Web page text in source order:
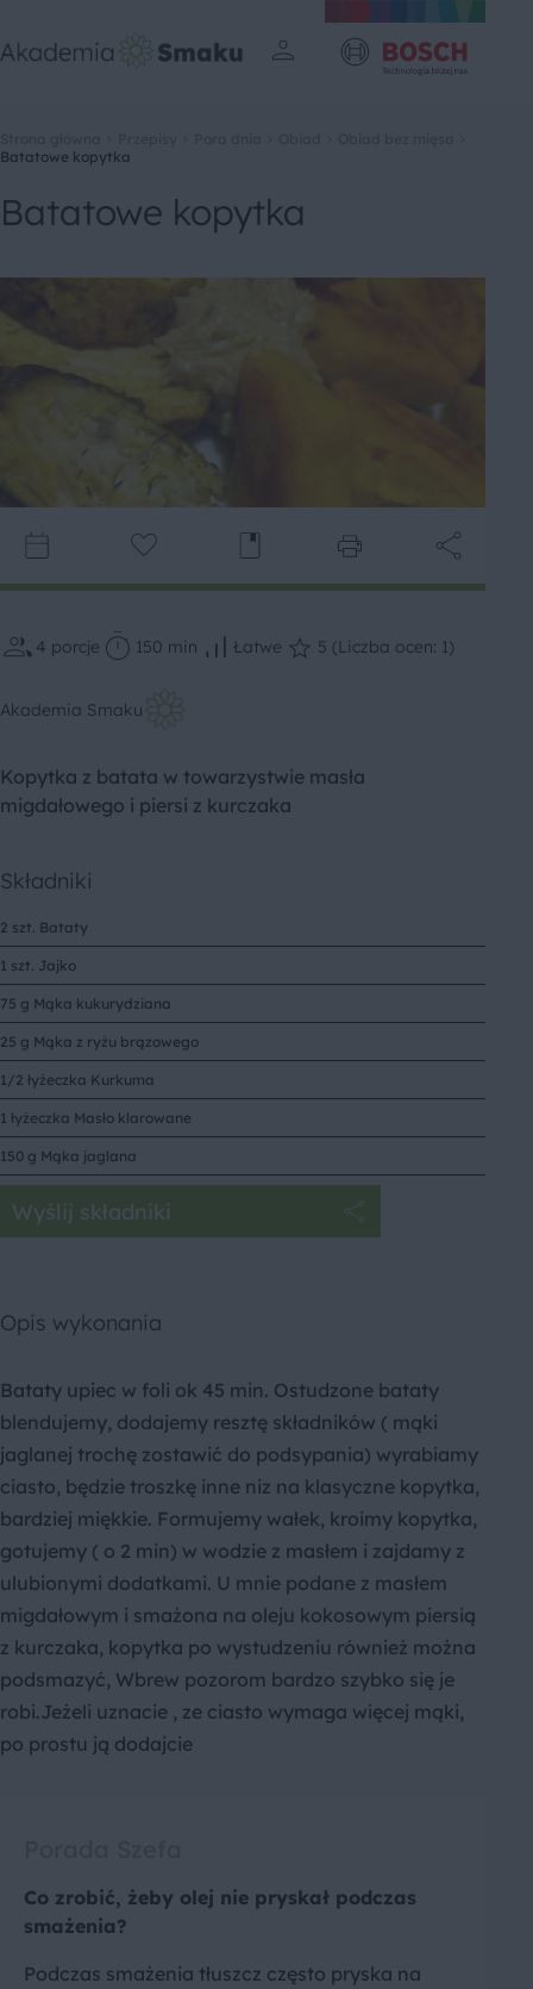
Batatowe kopytka
Batatowe kopytka
4 porcje 150 min Łatwe 5 (Liczba ocen: 1)
Akademia Smaku
Kopytka z batata w towarzystwie masła
migdałowego i piersi z kurczaka
Składniki
2 szt. Bataty
1 szt. Jajko
75 g Mąka kukurydziana
25 g Mąka z ryżu brązowego
1/2 łyżeczka Kurkuma
1 łyżeczka Masło klarowane
150 g Mąka jaglana
Wyślij składniki
Opis wykonania
Bataty upiec w foli ok 45 min. Ostudzone bataty
blendujemy, dodajemy resztę składników ( mąki
jaglanej trochę zostawić do podsypania) wyrabiamy
ciasto, będzie troszkę inne niz na klasyczne kopytka,
bardziej miękkie. Formujemy wałek, kroimy kopytka,
gotujemy ( o 2 min) w wodzie z masłem i zajdamy z
ulubionymi dodatkami. U mnie podane z masłem
migdałowym i smażona na oleju kokosowym piersią
z kurczaka, kopytka po wystudzeniu również można
podsmazyć, Wbrew pozorom bardzo szybko się je
robi.Jeżeli uznacie , ze ciasto wymaga więcej mąki,
po prostu ją dodajcie
Co zrobić, żeby olej nie pryskał podczas
smażenia?
Podczas smażenia tłuszcz często pryska na